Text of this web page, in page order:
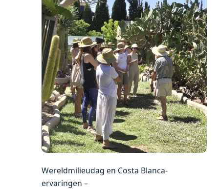
Wereldmilieudag en Costa Blanca-
ervaringen –